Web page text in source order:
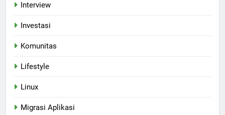
Interview
Investasi
Komunitas
Lifestyle
Linux
Migrasi Aplikasi